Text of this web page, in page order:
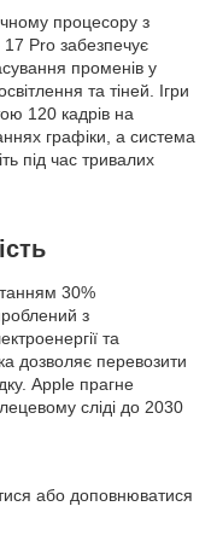
процесору з
Pro забезпечує
променів у
та тіней. Ігри
120 кадрів на
графіки, а система
під час тривалих
30%
з
та
дозволяє перевозити
Apple прагне
сліді до 2030
або доповнюватися